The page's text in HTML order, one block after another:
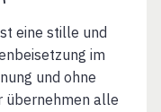
eine stille und
im
und ohne
übernehmen alle